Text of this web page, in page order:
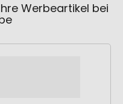
Werbeartikel bei